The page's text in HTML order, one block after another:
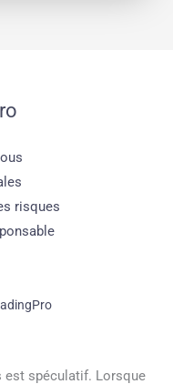
risques
est spéculatif. Lorsque